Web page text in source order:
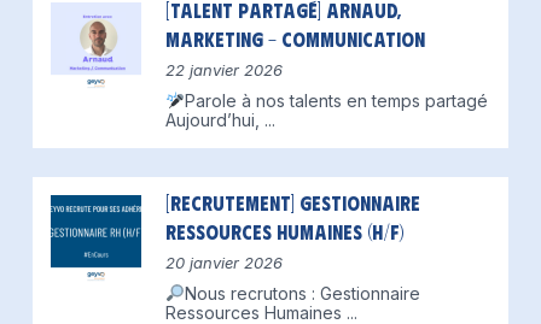
[Talent partagé] Arnaud,
Marketing – Communication
22 janvier 2026
Parole à nos talents en temps partagé
Aujourd’hui, ...
[Recrutement] Gestionnaire
Ressources Humaines (H/F)
20 janvier 2026
Nous recrutons : Gestionnaire
Ressources Humaines ...